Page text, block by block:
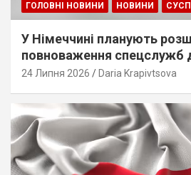
ГОЛОВНІ НОВИНИ НОВИНИ
У Німеччині планують
повноваження спецслужб
стеження
24 Липня 2026 Daria Krapivtsova